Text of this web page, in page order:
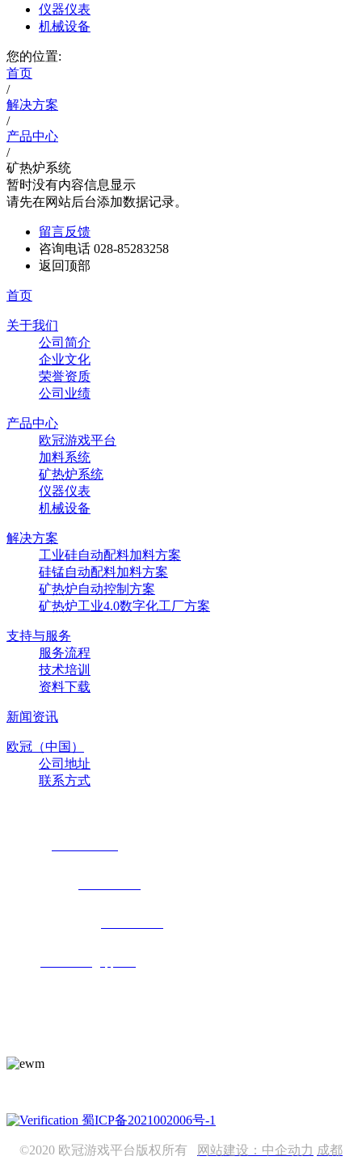
仪器仪表
机械设备
您的位置:
首页
/
解决方案
/
产品中心
/
矿热炉系统
暂时没有内容信息显示
请先在网站后台添加数据记录。
留言反馈
咨询电话 028-85283258
返回顶部
首页
关于我们
公司简介
企业文化
荣誉资质
公司业绩
产品中心
欧冠游戏平台
加料系统
矿热炉系统
仪器仪表
机械设备
解决方案
工业硅自动配料加料方案
硅锰自动配料加料方案
矿热炉自动控制方案
矿热炉工业4.0数字化工厂方案
支持与服务
服务流程
技术培训
资料下载
新闻资讯
欧冠（中国）
公司地址
联系方式
蜀ICP备2021002006号-1
©2020 欧冠游戏平台版权所有 网站建设：中企动力 成都